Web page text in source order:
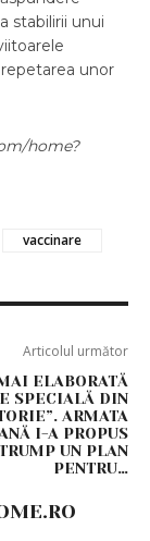
stabilirii unui
unor
home?
vaccinare
Articolul următor
ELABORATĂ
SPECIALĂ DIN
ARMATA
I-A PROPUS
UN PLAN
PENTRU…